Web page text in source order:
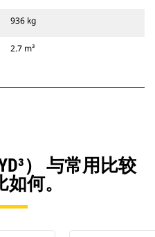
936 kg
2.7 m³
） 与常用比较
何。